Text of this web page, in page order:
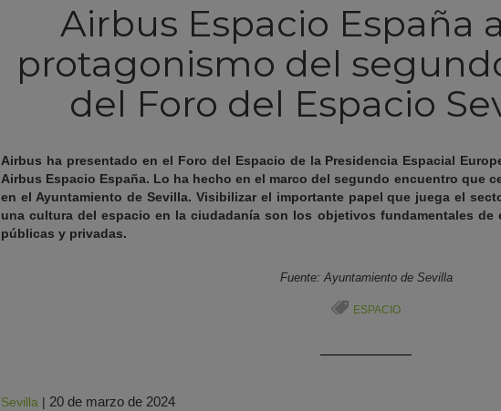
Airbus Espacio España
protagonismo del
del Foro del Espacio
Airbus ha presentado en el Foro del Espacio de la Presidencia Espacial
Airbus Espacio España. Lo ha hecho en el marco del segundo encuentro que
en el Ayuntamiento de Sevilla. Visibilizar el importante papel que juega el
una cultura del espacio en la ciudadanía son los objetivos fundamentales de
públicas y privadas.
Fuente: Ayuntamiento de Sevilla
ESPACIO
Sevilla | 20 de marzo de 2024